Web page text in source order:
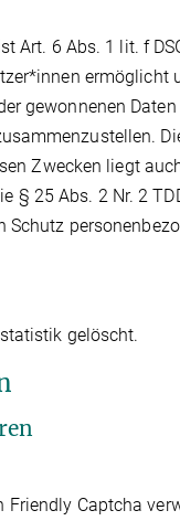
Art. 6 Abs. 1 lit. f
ermöglicht
gewonnenen
Zwecken liegt
§ 25 Abs. 2 Nr. 2
Schutz
gelöscht.
Captcha